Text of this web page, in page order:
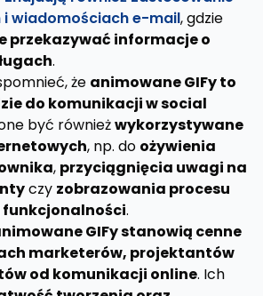
wiadomościach e-mail, gdzie
przekazywać informacje o
.
że animowane GIFy to
do komunikacji w social
być równieżwykorzystywane
, np. do ożywienia
, przyciągnięcia uwagi na
czy zobrazowania procesu
funkcjonalności.
GIFy stanowią cenne
marketerów, projektantów
od komunikacji online. Ich